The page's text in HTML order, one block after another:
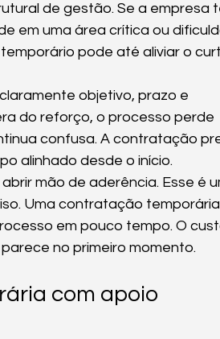
de gestão. Se a empresa
em uma área crítica ou
pode até aliviar o
objetivo, prazo e
do reforço, o processo perde
confusa. A contratação
alinhado desde o início.
mão de aderência. Esse é
Uma contratação
em pouco tempo. O
no primeiro momento.
com apoio